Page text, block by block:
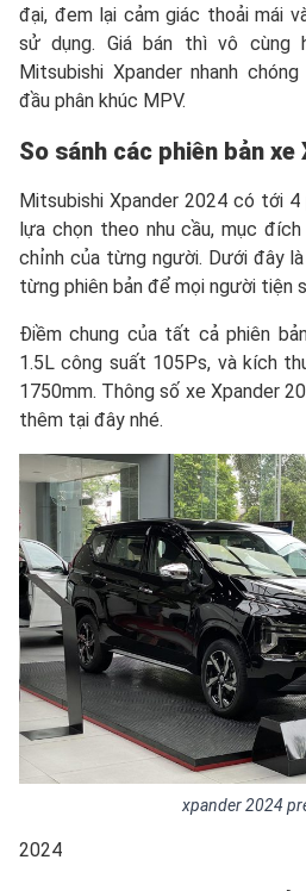
đại, đem lại cảm giác thoải mái
sử dụng. Giá bán thì vô cùng
Mitsubishi Xpander nhanh
đầu phân khúc MPV.
So sánh các phiên bản
Mitsubishi Xpander 2024 có tới 4
lựa chọn theo nhu cầu, mục
chỉnh của từng người. Dưới đây
từng phiên bản để mọi người tiện
Điềm chung của tất cả phiên
1.5L công suất 105Ps, và kích
1750mm. Thông số xe Xpander
thêm tại đây nhé.
xpander 2024
2024